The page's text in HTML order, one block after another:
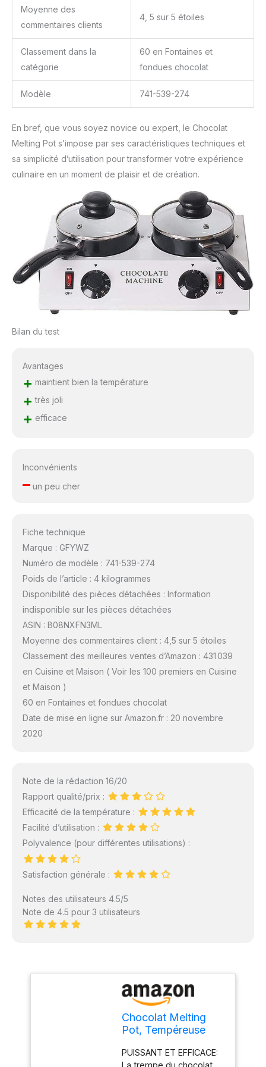
Moyenne des
commentaires clients
4, 5 sur 5 étoiles
Classement dans la
catégorie
60 en Fontaines et
fondues chocolat
Modèle 741-539-274
En bref, que vous soyez novice ou expert, le Chocolat
Melting Pot s’impose par ses caractéristiques techniques et
sa simplicité d’utilisation pour transformer votre expérience
culinaire en un moment de plaisir et de création.
Bilan du test
Avantages
+ maintient bien la température
+ très joli
+ efficace
Inconvénients
–un peu cher
Fiche technique
Marque : GFYWZ
Numéro de modèle : 741-539-274
Poids de l’article : 4 kilogrammes
Disponibilité des pièces détachées : Information
indisponible sur les pièces détachées
ASIN : B08NXFN3ML
Moyenne des commentaires client : 4,5 sur 5 étoiles
Classement des meilleures ventes d’Amazon : 431 039
en Cuisine et Maison ( Voir les 100 premiers en Cuisine
et Maison )
60 en Fontaines et fondues chocolat
Date de mise en ligne sur Amazon.fr : 20 novembre
2020
Note de la rédaction 16/20
Rapport qualité/prix :
Efficacité de la température :
Facilité d’utilisation :
Polyvalence (pour différentes utilisations) :
Satisfaction générale :
Notes des utilisateurs 4.5/5
Note de 4.5 pour 3 utilisateurs
Chocolat Melting
Pot, Tempéreuse
Chocolat Avec
PUISSANT ET EFFICACE: